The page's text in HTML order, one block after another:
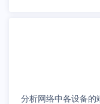
分析网络中各设备的